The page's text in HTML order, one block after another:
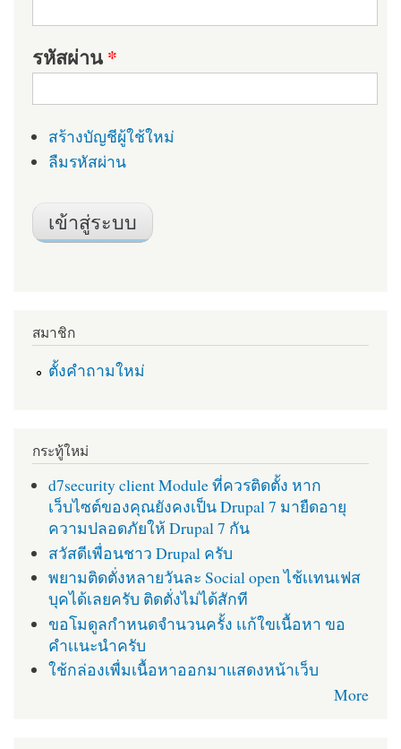
รหัสผ่าน*
สร้างบัญชีผู้ใช้ใหม่
ลืมรหัสผ่าน
สมาชิก
ตั้งคำถามใหม่
กระทู้ใหม่
d7security client Module ที่ควรติดตั้ง หาก
เว็บไซต์ของคุณยังคงเป็น Drupal 7 มายืดอายุ
ความปลอดภัยให้ Drupal 7 กัน
สวัสดีเพื่อนชาว Drupal ครับ
พยามติดตั่งหลายวันละ Social open ไช้เเทนเฟส
บุคได้เลยครับ ติดตั่งไม่ได้สักที
ขอโมดูลกำหนดจำนวนครั้ง เเก้ใขเนื้อหา ขอ
คำเเนะนำครับ
ใช้กล่องเพื่มเนื้อหาออกมาแสดงหน้าเว็บ
More